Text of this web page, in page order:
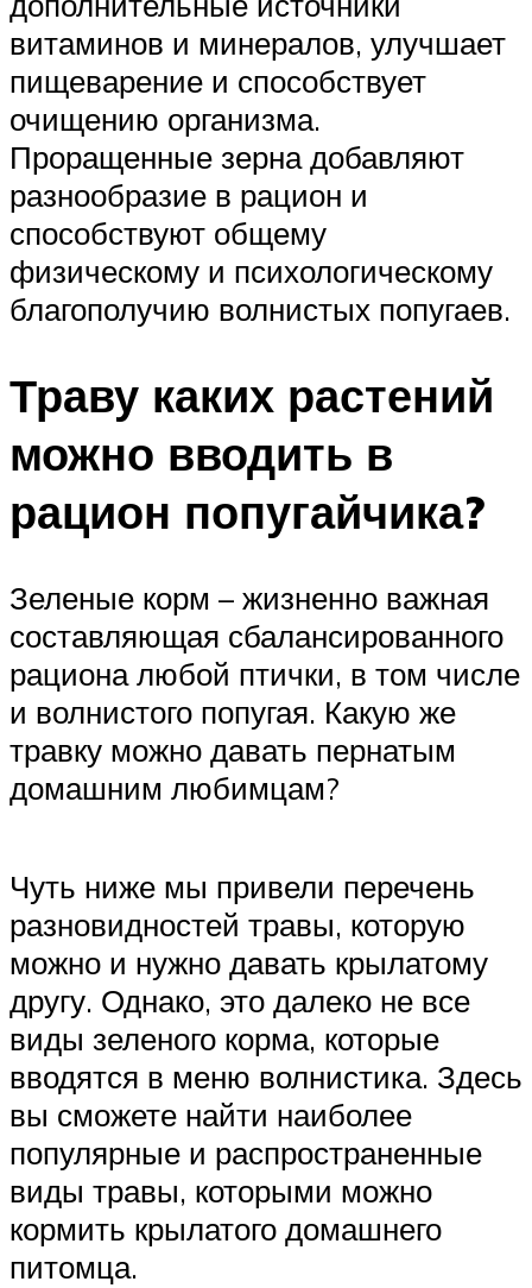
витаминов и минералов, улучшает
пищеварение и способствует
очищению организма.
Проращенные зерна добавляют
разнообразие в рацион и
способствуют общему
физическому и психологическому
благополучию волнистых попугаев.
Траву каких растений
можно вводить в
рацион попугайчика?
Зеленые корм – жизненно важная
составляющая сбалансированного
рациона любой птички, в том числе
и волнистого попугая. Какую же
травку можно давать пернатым
домашним любимцам?
Чуть ниже мы привели перечень
разновидностей травы, которую
можно и нужно давать крылатому
другу. Однако, это далеко не все
виды зеленого корма, которые
вводятся в меню волнистика. Здесь
вы сможете найти наиболее
популярные и распространенные
виды травы, которыми можно
кормить крылатого домашнего
питомца.